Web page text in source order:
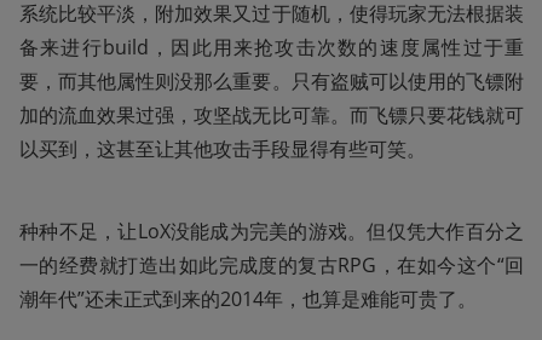
系统比较平淡，附加效果又过于随机，使得玩家无法根据装
备来进行build，因此用来抢攻击次数的速度属性过于重
要，而其他属性则没那么重要。只有盗贼可以使用的飞镖附
加的流血效果过强，攻坚战无比可靠。而飞镖只要花钱就可
以买到，这甚至让其他攻击手段显得有些可笑。
种种不足，让LoX没能成为完美的游戏。但仅凭大作百分之
一的经费就打造出如此完成度的复古RPG，在如今这个“回
潮年代”还未正式到来的2014年，也算是难能可贵了。